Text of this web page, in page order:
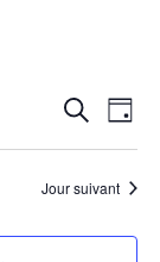
et
de
vues
Recherche
de
Jour
Jour suivant